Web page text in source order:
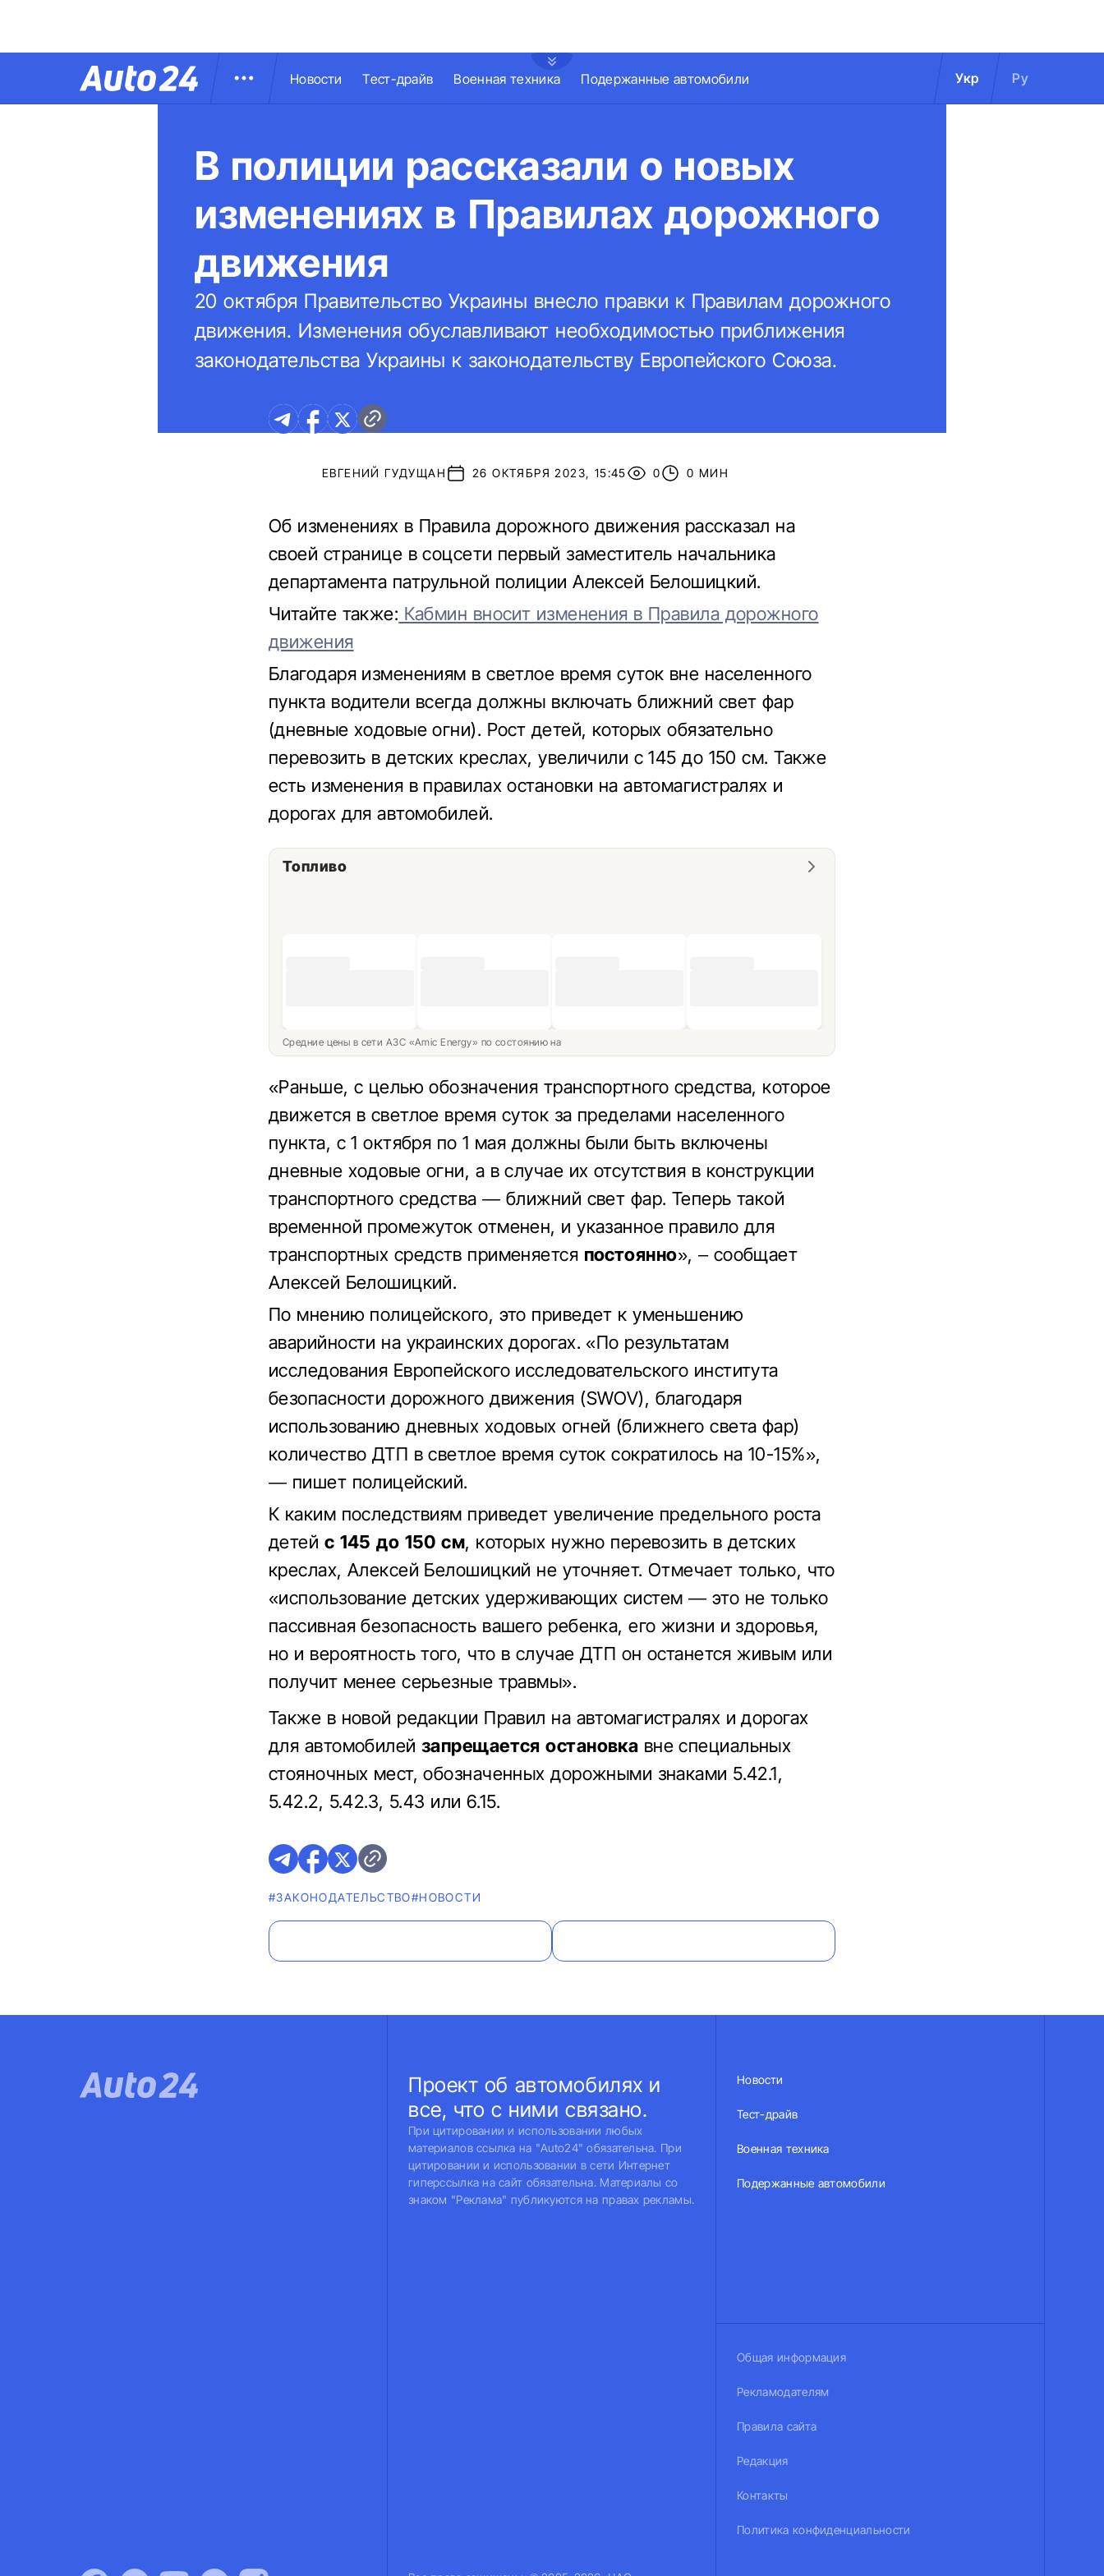
Новости Тест-драйв Военная техника Подержанные автомобили Укр Ру
В полиции рассказали о новых
изменениях в Правилах дорожного
движения
20 октября Правительство Украины внесло правки к Правилам дорожного
движения. Изменения обуславливают необходимостью приближения
законодательства Украины к законодательству Европейского Союза.
ЕВГЕНИЙ ГУДУЩАН 26 ОКТЯБРЯ 2023, 15:45 0 0 МИН
Об изменениях в Правила дорожного движения рассказал на
своей странице в соцсети первый заместитель начальника
департамента патрульной полиции Алексей Белошицкий.
Читайте также: Кабмин вносит изменения в Правила дорожного
движения
Благодаря изменениям в светлое время суток вне населенного
пункта водители всегда должны включать ближний свет фар
(дневные ходовые огни). Рост детей, которых обязательно
перевозить в детских креслах, увеличили с 145 до 150 см. Также
есть изменения в правилах остановки на автомагистралях и
дорогах для автомобилей.
Топливо
Средние цены в сети АЗС «Amic Energy» по состоянию на
«Раньше, с целью обозначения транспортного средства, которое
движется в светлое время суток за пределами населенного
пункта, с 1 октября по 1 мая должны были быть включены
дневные ходовые огни, а в случае их отсутствия в конструкции
транспортного средства — ближний свет фар. Теперь такой
временной промежуток отменен, и указанное правило для
транспортных средств применяется постоянно», – сообщает
Алексей Белошицкий.
По мнению полицейского, это приведет к уменьшению
аварийности на украинских дорогах. «По результатам
исследования Европейского исследовательского института
безопасности дорожного движения (SWOV), благодаря
использованию дневных ходовых огней (ближнего света фар)
количество ДТП в светлое время суток сократилось на 10-15%»,
— пишет полицейский.
К каким последствиям приведет увеличение предельного роста
детей с 145 до 150 см, которых нужно перевозить в детских
креслах, Алексей Белошицкий не уточняет. Отмечает только, что
«использование детских удерживающих систем — это не только
пассивная безопасность вашего ребенка, его жизни и здоровья,
но и вероятность того, что в случае ДТП он останется живым или
получит менее серьезные травмы».
Также в новой редакции Правил на автомагистралях и дорогах
для автомобилей запрещается остановка вне специальных
стояночных мест, обозначенных дорожными знаками 5.42.1,
5.42.2, 5.42.3, 5.43 или 6.15.
#ЗАКОНОДАТЕЛЬСТВО#НОВОСТИ
Проект об автомобилях и
все, что с ними связано.
При цитировании и использовании любых
материалов ссылка на "Auto24" обязательна. При
цитировании и использовании в сети Интернет
гиперссылка на сайт обязательна. Материалы со
знаком "Реклама" публикуются на правах рекламы.
Новости
Тест-драйв
Военная техника
Подержанные автомобили
Общая информация
Рекламодателям
Правила сайта
Редакция
Контакты
Политика конфиденциальности